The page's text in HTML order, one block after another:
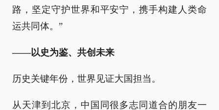
路，坚定守护世界和平安宁，携手构建人类命
运共同体。”
——以史为鉴、共创未来
历史关键年份，世界见证大国担当。
从天津到北京，中国同很多志同道合的朋友一